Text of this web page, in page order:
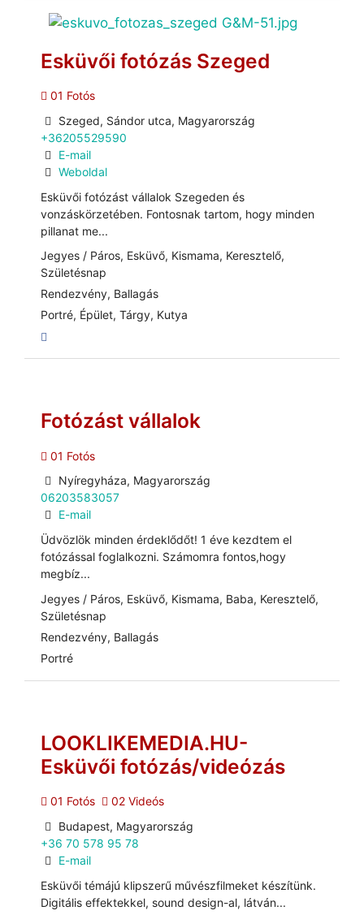
Esküvői fotózás Szeged
01 Fotós
Szeged, Sándor utca, Magyarország
+36205529590
E-mail
Weboldal
Esküvői fotózást vállalok Szegeden és
vonzáskörzetében. Fontosnak tartom, hogy minden
pillanat me...
Jegyes / Páros, Esküvő, Kismama, Keresztelő,
Születésnap
Rendezvény, Ballagás
Portré, Épület, Tárgy, Kutya
Fotózást vállalok
01 Fotós
Nyíregyháza, Magyarország
06203583057
E-mail
Üdvözlök minden érdeklődőt! 1 éve kezdtem el
fotózással foglalkozni. Számomra fontos,hogy
megbíz...
Jegyes / Páros, Esküvő, Kismama, Baba, Keresztelő,
Születésnap
Rendezvény, Ballagás
Portré
LOOKLIKEMEDIA.HU-
Esküvői fotózás/videózás
01 Fotós
02 Videós
Budapest, Magyarország
+36 70 578 95 78
E-mail
Esküvői témájú klipszerű művészfilmeket készítünk.
Digitális effektekkel, sound design-al, látván...